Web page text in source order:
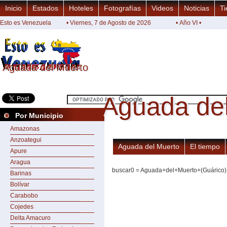
Aguada del Muerto
Aguada del Muerto
Inicio Estados Hoteles Fotografías Videos Noticias
Esto es Venezuela • Viernes, 7 de Agosto de 2026 • Año VI •
Por Municipio
Amazonas
Anzoategui
Apure
Aragua
Barinas
Bolívar
Carabobo
Cojedes
Delta Amacuro
Aguada
Aguada
Aguada del Muerto El tiempo
buscar0 = Aguada+del+Muerto+(Guárico)